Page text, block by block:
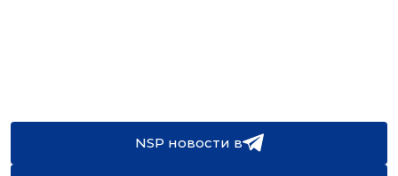
NSP новости в